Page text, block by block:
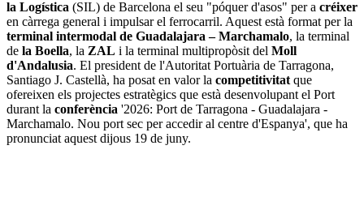
la Logística (SIL) de Barcelona el seu "póquer d'asos" per a créixer
en càrrega general i impulsar el ferrocarril. Aquest està format per la
terminal intermodal de Guadalajara – Marchamalo, la terminal
de la Boella, la ZAL i la terminal multipropòsit del Moll
d'Andalusia. El president de l'Autoritat Portuària de Tarragona,
Santiago J. Castellà, ha posat en valor la competitivitat que
ofereixen els projectes estratègics que està desenvolupant el Port
durant la conferència '2026: Port de Tarragona - Guadalajara -
Marchamalo. Nou port sec per accedir al centre d'Espanya', que ha
pronunciat aquest dijous 19 de juny.